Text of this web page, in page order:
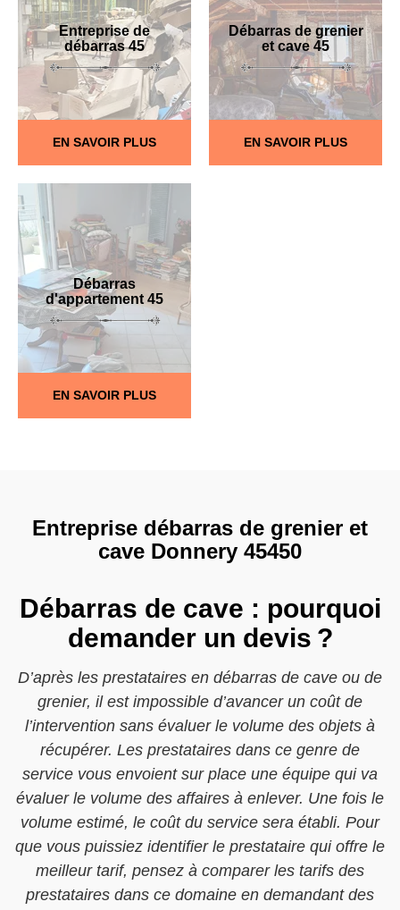
Entreprise de
débarras 45
EN SAVOIR PLUS
Débarras de grenier
et cave 45
EN SAVOIR PLUS
Débarras
d'appartement 45
EN SAVOIR PLUS
Entreprise débarras de grenier et
cave Donnery 45450
Débarras de cave : pourquoi
demander un devis ?
D’après les prestataires en débarras de cave ou de
grenier, il est impossible d’avancer un coût de
l’intervention sans évaluer le volume des objets à
récupérer. Les prestataires dans ce genre de
service vous envoient sur place une équipe qui va
évaluer le volume des affaires à enlever. Une fois le
volume estimé, le coût du service sera établi. Pour
que vous puissiez identifier le prestataire qui offre le
meilleur tarif, pensez à comparer les tarifs des
prestataires dans ce domaine en demandant des